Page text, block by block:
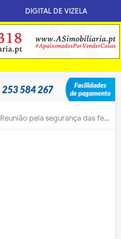
DIGITAL DE VIZELA
Reunião pela segurança das festividades de S. Bento das Peras